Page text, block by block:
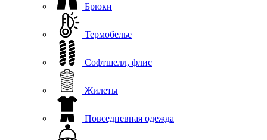
Брюки
Термобелье
Софтшелл, флис
Жилеты
Повседневная одежда